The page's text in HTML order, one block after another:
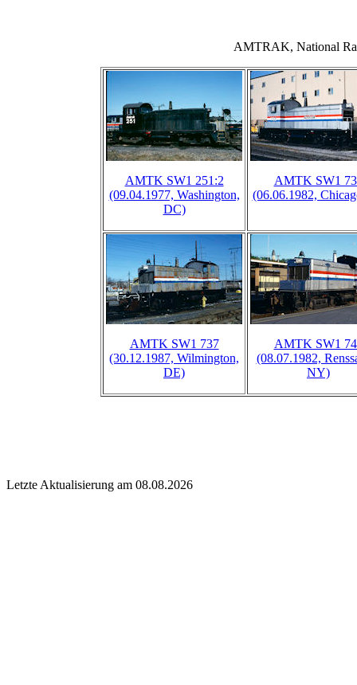
AMTRAK, National
AMTK SW1 251:2
(09.04.1977, Washington,
DC)
AMTK SW1
(06.06.1982,
AMTK SW1 737
(30.12.1987, Wilmington,
DE)
AMTK SW1
(08.07.1982,
NY)
Letzte Aktualisierung am 08.08.2026